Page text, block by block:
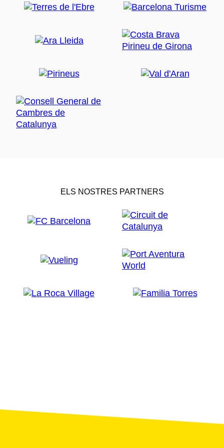
ELS NOSTRES PARTNERS